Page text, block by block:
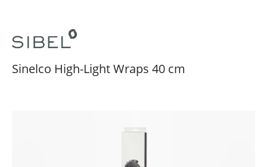
Sinelco High-Light Wraps 40 cm